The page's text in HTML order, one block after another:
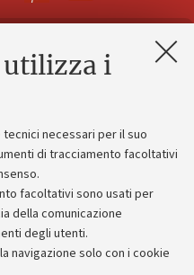
utilizza i
necessari per il suo
di tracciamento facoltativi
facoltativi sono usati per
della comunicazione
degli utenti.
navigazione solo con i cookie
PEC
5x1000